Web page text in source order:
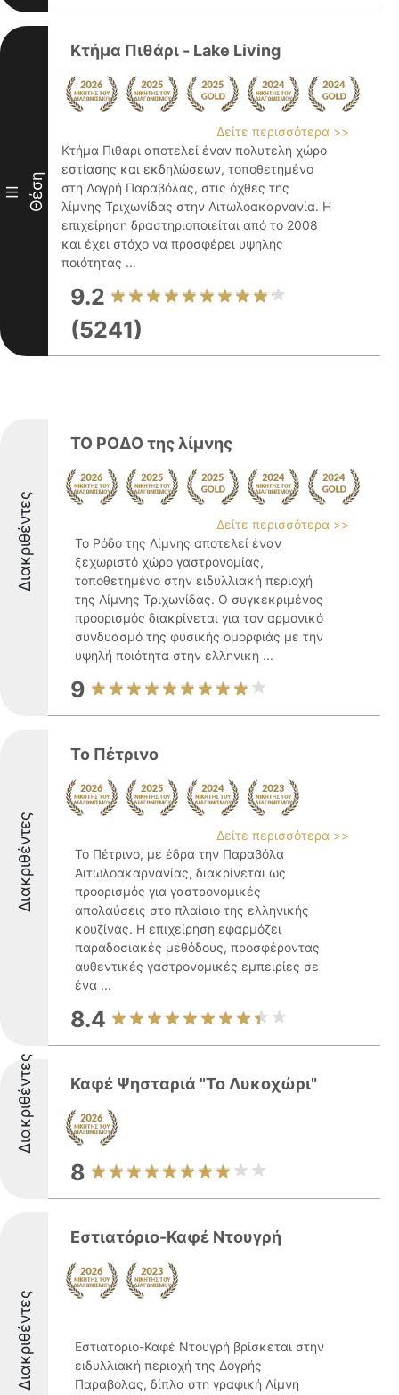
III Θέση
Κτήμα Πιθάρι - Lake Living
Δείτε περισσότερα >>
Κτήμα Πιθάρι αποτελεί έναν πολυτελή χώρο
εστίασης και εκδηλώσεων, τοποθετημένο
στη Δογρή Παραβόλας, στις όχθες της
λίμνης Τριχωνίδας στην Αιτωλοακαρνανία. Η
επιχείρηση δραστηριοποιείται από το 2008
και έχει στόχο να προσφέρει υψηλής
ποιότητας ...
9.2
(5241)
Διακριθέντες
ΤΟ ΡΟΔΟ της λίμνης
Δείτε περισσότερα >>
Το Ρόδο της Λίμνης αποτελεί έναν
ξεχωριστό χώρο γαστρονομίας,
τοποθετημένο στην ειδυλλιακή περιοχή
της Λίμνης Τριχωνίδας. Ο συγκεκριμένος
προορισμός διακρίνεται για τον αρμονικό
συνδυασμό της φυσικής ομορφιάς με την
υψηλή ποιότητα στην ελληνική ...
9
Διακριθέντες
Το Πέτρινο
Δείτε περισσότερα >>
Το Πέτρινο, με έδρα την Παραβόλα
Αιτωλοακαρνανίας, διακρίνεται ως
προορισμός για γαστρονομικές
απολαύσεις στο πλαίσιο της ελληνικής
κουζίνας. Η επιχείρηση εφαρμόζει
παραδοσιακές μεθόδους, προσφέροντας
αυθεντικές γαστρονομικές εμπειρίες σε
ένα ...
8.4
Διακριθέντες Καφέ Ψησταριά "Το Λυκοχώρι"
8
Διακριθέντες
Εστιατόριο-Καφέ Ντουγρή
Εστιατόριο-Καφέ Ντουγρή βρίσκεται στην
ειδυλλιακή περιοχή της Δογρής
Παραβόλας, δίπλα στη γραφική Λίμνη